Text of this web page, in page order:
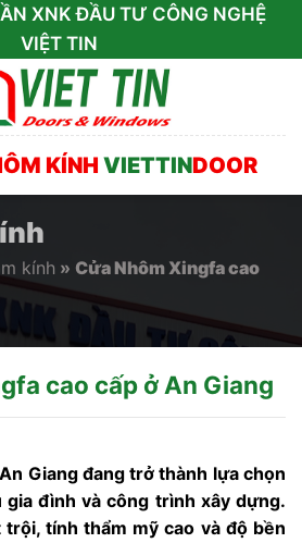
XNK ĐẦU TƯ CÔNG NGHỆ
VIỆT TIN
KÍNH VIETTINDOOR
kính » Cửa Nhôm Xingfa cao
cao cấp ở An Giang
Giang đang trở thành lựa chọn
gia đình và công trình xây dựng.
tính thẩm mỹ cao và độ bền